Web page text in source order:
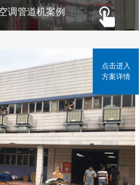
调管道机案例
点击进入
方案详情